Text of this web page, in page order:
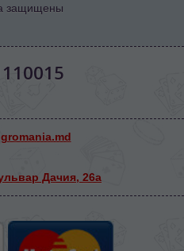
защищены
Дачия, 26а